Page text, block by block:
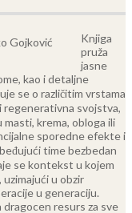
Knjiga
pruža
jasne
kao i detaljne
se o različitim vrstama
regenerativna svojstva,
krema, obloga ili
sporedne efekte i
time bezbedan
se kontekst u kojem
u obzir
u generaciju.
resurs za sve